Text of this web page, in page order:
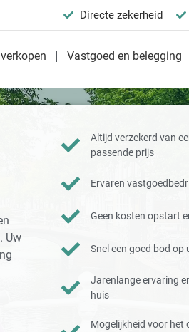
Directe zekerheid
Vastgoed en belegging
Uw
Altijd verzekerd van
passende prijs
Ervaren
Geen kosten opstart
Snel een goed bod
Jarenlange ervaring
huis
Mogelijkheid voor het